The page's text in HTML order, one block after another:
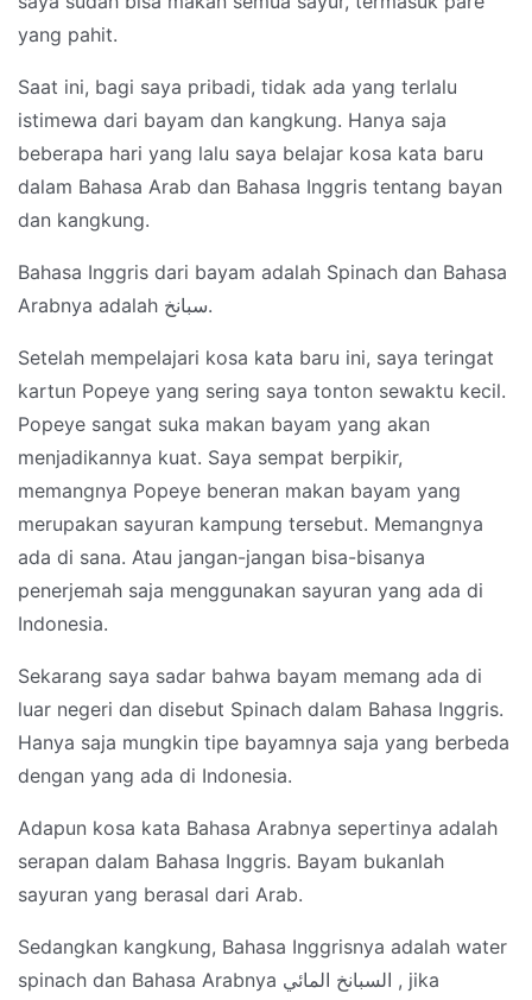
yang pahit.
Saat ini, bagi saya pribadi, tidak ada yang terlalu
istimewa dari bayam dan kangkung. Hanya saja
beberapa hari yang lalu saya belajar kosa kata baru
dalam Bahasa Arab dan Bahasa Inggris tentang bayan
dan kangkung.
Bahasa Inggris dari bayam adalah Spinach dan Bahasa
Arabnya adalah سبانخ.
Setelah mempelajari kosa kata baru ini, saya teringat
kartun Popeye yang sering saya tonton sewaktu kecil.
Popeye sangat suka makan bayam yang akan
menjadikannya kuat. Saya sempat berpikir,
memangnya Popeye beneran makan bayam yang
merupakan sayuran kampung tersebut. Memangnya
ada di sana. Atau jangan-jangan bisa-bisanya
penerjemah saja menggunakan sayuran yang ada di
Indonesia.
Sekarang saya sadar bahwa bayam memang ada di
luar negeri dan disebut Spinach dalam Bahasa Inggris.
Hanya saja mungkin tipe bayamnya saja yang berbeda
dengan yang ada di Indonesia.
Adapun kosa kata Bahasa Arabnya sepertinya adalah
serapan dalam Bahasa Inggris. Bayam bukanlah
sayuran yang berasal dari Arab.
Sedangkan kangkung, Bahasa Inggrisnya adalah water
spinach dan Bahasa Arabnya السبانخ المائي , jika